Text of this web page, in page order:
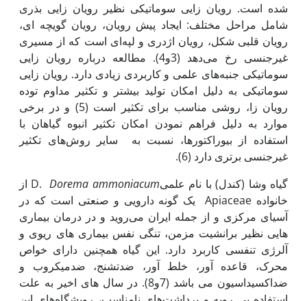
شده است. رویان زایی سوماتیکی نظیر رویان زایی بذری
شامل مراحل مختلف: ایجاد پیش رویان، رویان گویچه ای،
رویان قلبی شکل، رویان اژدری و لپه‌ای است که از مسیری
غیرجنسی رخ می‌دهد (3و4). مطالعه درباره رویان زایی
سوماتیکی جنبه‌های علمی و کاربردی زیادی دارد. رویان زایی
سوماتیکی به دلیل امکان تولید بیشتر و تکثیر مداوم توده
رویان زا، روشی مناسب برای تکثیر است (5) و در برخی
موارد به دلیل فراهم نمودن امکان تکثیر انبوه گیاهان با
استفاده از بیوراکتور‌ها، نسبت به سایر روش‌های تکثیر
غیرجنسی برتری دارد (6).
گیاه وشا (کندل) با نام علمیD.Dorema ammoniacum
از
خانواده Apiaceae یک گونه دارویی و صنعتی است که در
آسیای مرکزی و از جمله ایران می‌روید و در درمان بیماری
هایی نظیر برانشیت مزمن، تنگی نفس بیماری های ریوی و
آلرژی تنفسی کاربرد دارد. این گیاه همچنین دارای خواص
محرک، قاعده آور، خلط آور، ضدتشنج، ضدمیکروب و
ضداکسیداسیون می باشد (7و8). در سال های اخیر به علت